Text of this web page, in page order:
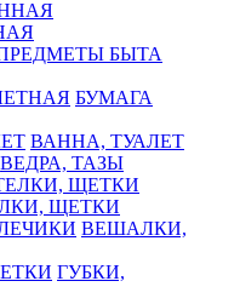
БЫТА
БУМАГА
ВАННА, ТУАЛЕТ
ВЕДРА, ТАЗЫ
ЩЕТКИ
ВЕШАЛКИ,
ГУБКИ,